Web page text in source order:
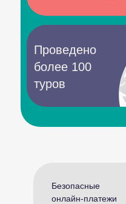
Проведено
более 100
туров
Безопасные
онлайн-платежи